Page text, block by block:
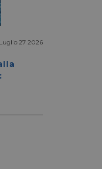
Luglio 27 2026